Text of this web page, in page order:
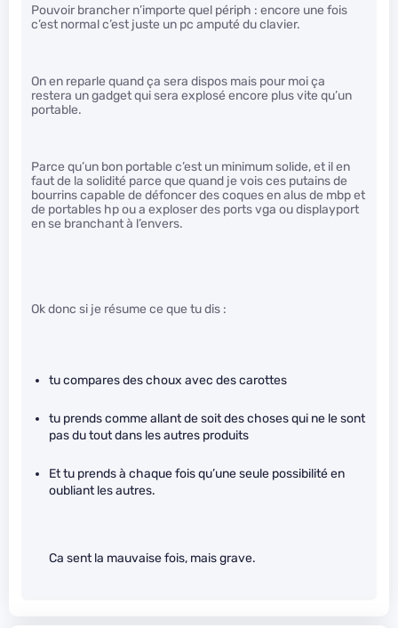
Pouvoir brancher n’importe quel périph : encore une fois
c’est normal c’est juste un pc amputé du clavier.
On en reparle quand ça sera dispos mais pour moi ça
restera un gadget qui sera explosé encore plus vite qu’un
portable.
Parce qu’un bon portable c’est un minimum solide, et il en
faut de la solidité parce que quand je vois ces putains de
bourrins capable de défoncer des coques en alus de mbp et
de portables hp ou a exploser des ports vga ou displayport
en se branchant à l’envers.
Ok donc si je résume ce que tu dis :
tu compares des choux avec des carottes
tu prends comme allant de soit des choses qui ne le sont
pas du tout dans les autres produits
Et tu prends à chaque fois qu’une seule possibilité en
oubliant les autres.
Ca sent la mauvaise fois, mais grave.